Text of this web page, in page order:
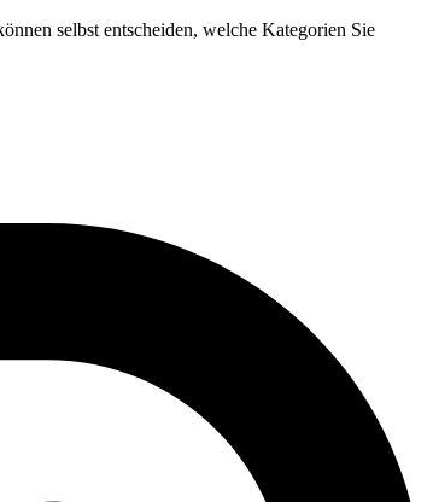
selbst entscheiden, welche Kategorien Sie